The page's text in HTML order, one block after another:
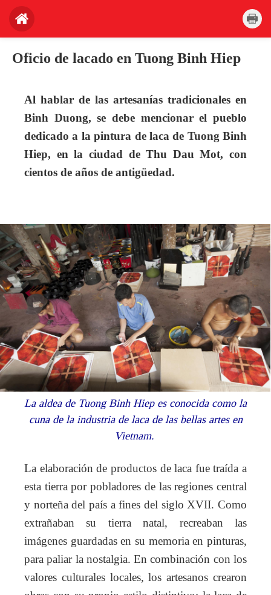
Oficio de lacado en Tuong Binh Hiep
Al hablar de las artesanías tradicionales en
Binh Duong, se debe mencionar el pueblo
dedicado a la pintura de laca de Tuong Binh
Hiep, en la ciudad de Thu Dau Mot, con
cientos de años de antigüedad.
La aldea de Tuong Binh Hiep es conocida como la
cuna de la industria de laca de las bellas artes en
Vietnam.
La elaboración de productos de laca fue traída a
esta tierra por pobladores de las regiones central
y norteña del país a fines del siglo XVII. Como
extrañaban su tierra natal, recreaban las
imágenes guardadas en su memoria en pinturas,
para paliar la nostalgia. En combinación con los
valores culturales locales, los artesanos crearon